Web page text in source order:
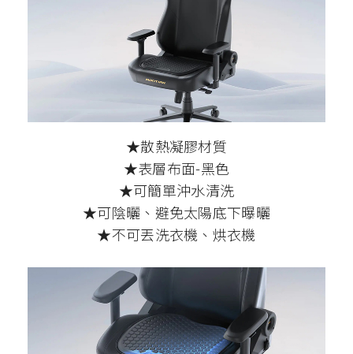
★散熱凝膠材質
★表層布面-黑色
★可簡單沖水清洗
★可陰曬、避免太陽底下曝曬
★不可丟洗衣機、烘衣機